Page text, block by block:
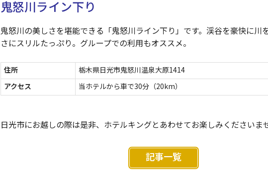
鬼怒川ライン下り
鬼怒川の美しさを堪能できる「鬼怒川ライン下り」です。渓谷を豪快に川
さにスリルたっぷり。グループでの利用もオススメ。
住所
栃木県日光市鬼怒川温泉大原1414
アクセス
当ホテルから車で30分（20km）
日光市にお越しの際は是非、ホテルキングとあわせてお楽しみくださいま
記事一覧